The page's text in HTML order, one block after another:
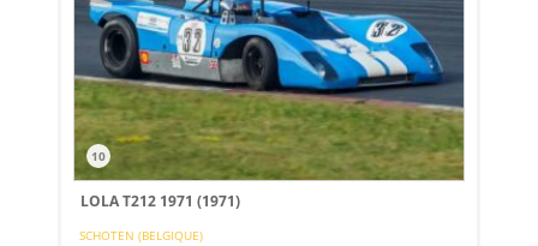
10
LOLA T212 1971 (1971)
SCHOTEN (BELGIQUE)